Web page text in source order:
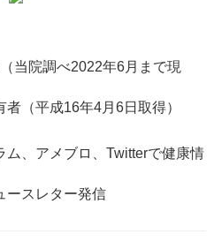
当院調べ2022年6月まで現
（平成16年4月6日取得）
ム、アメブロ、Twitterで健康情
ースレター発信